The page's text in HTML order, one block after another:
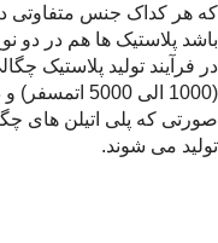
که هر کداک جنس متفاوتی
باشد پلاستیک ها هم در دو
در فرآیند تولید پلاستیک
(1000 الی
صورتی که پلی اتیلن های
تولید می شوند.